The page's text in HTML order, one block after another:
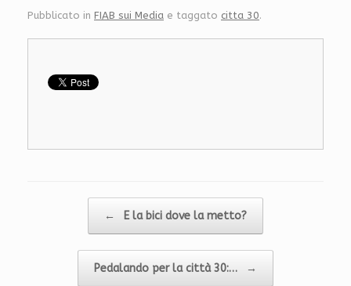
Pubblicato in FIAB sui Media e taggato citta 30.
←
E la bici dove la metto?
Pedalando per la città 30:… →